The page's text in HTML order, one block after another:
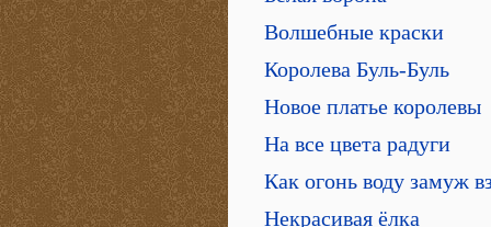
Волшебные краски
Королева Буль-Буль
Новое платье королевы
На все цвета радуги
Как огонь воду замуж
Некрасивая ёлка